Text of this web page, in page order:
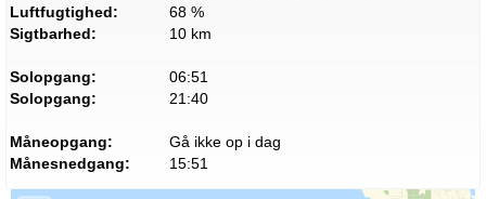
Luftfugtighed:
68 %
Sigtbarhed:
10 km
Solopgang:
06:51
Solopgang:
21:40
Måneopgang:
Gå ikke op i dag
Månesnedgang:
15:51